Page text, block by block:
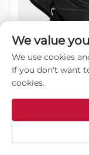
3 komada
We value
We use cookies
If you don't want
cookies.